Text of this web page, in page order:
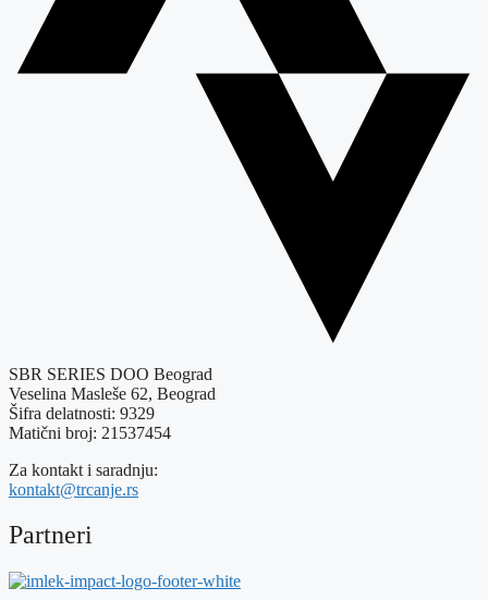
SBR SERIES DOO Beograd
Veselina Masleše 62, Beograd
Šifra delatnosti: 9329
Matični broj: 21537454
Za kontakt i saradnju:
kontakt@trcanje.rs
Partneri